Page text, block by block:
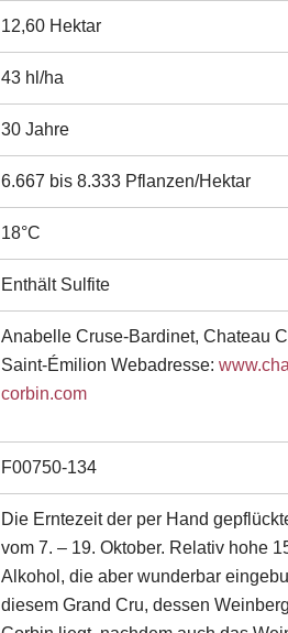
12,60 Hektar
43 hl/ha
30 Jahre
6.667 bis 8.333 Pflanzen/Hektar
18°C
Enthält Sulfite
Anabelle Cruse-Bardinet, Chateau
Saint-Émilion Webadresse:
corbin.com
F00750-134
Die Erntezeit der per Hand
vom 7. – 19. Oktober. Relativ hohe
Alkohol, die aber wunderbar
diesem Grand Cru, dessen